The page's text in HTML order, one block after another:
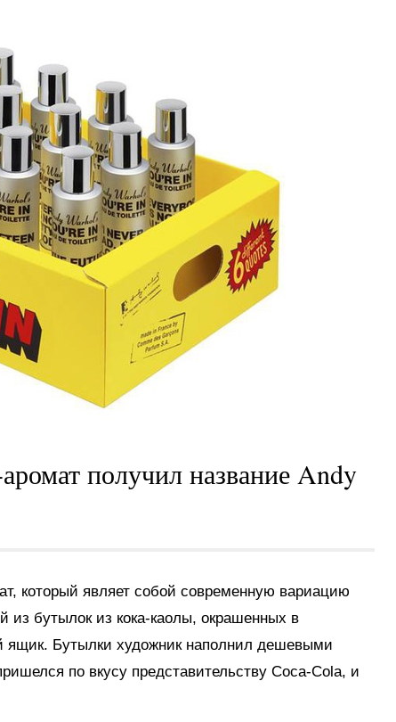
получил название Andy
который являет собой современную вариацию
из бутылок из кока-каолы, окрашенных в
Бутылки художник наполнил дешевыми
по вкусу представительству Coca-Cola, и